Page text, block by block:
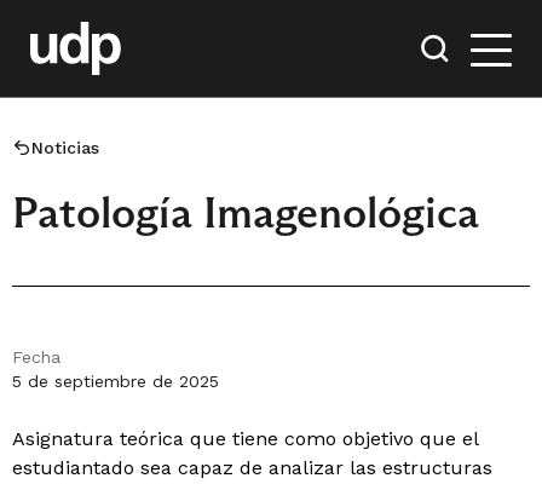
Noticias
Patología Imagenológica
Fecha
5 de septiembre de 2025
Asignatura teórica que tiene como objetivo que el
estudiantado sea capaz de analizar las estructuras